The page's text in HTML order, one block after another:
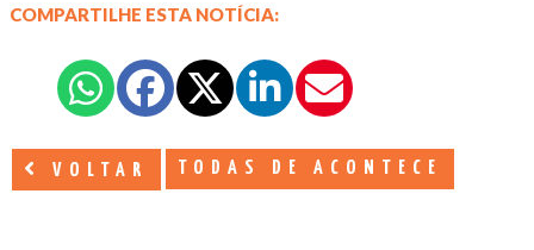
COMPARTILHE ESTA NOTÍCIA:
VOLTAR TODAS DE ACONTECE